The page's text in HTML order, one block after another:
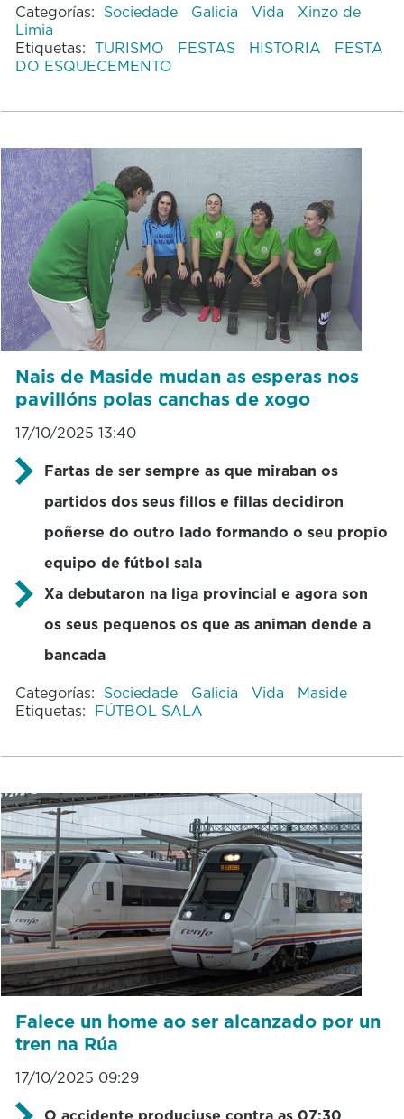
Categorías: Sociedade Galicia Vida
Xinzo de
Limia
Etiquetas: TURISMO FESTAS HISTORIA
FESTA
DO ESQUECEMENTO
Nais de Maside mudan as esperas nos
pavillóns polas canchas de xogo
17/10/2025 13:40
Fartas de ser sempre as que miraban os
partidos dos seus fillos e fillas decidiron
poñerse do outro lado formando o seu propio
equipo de fútbol sala
Xa debutaron na liga provincial e agora son
os seus pequenos os que as animan dende a
bancada
Categorías: Sociedade Galicia Vida
Maside
Etiquetas: FÚTBOL SALA
Falece un home ao ser alcanzado por un
tren na Rúa
17/10/2025 09:29